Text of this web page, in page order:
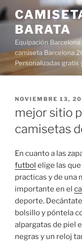
Saltar
al
contenidoBARATA
Equipación
camiseta Barcelona
Personalizadas
PUBLICADO
NOVIEMBRE 13,
mejor sitio
camisetas
En cuanto a las
futbol elige las
practicas y de una
importante en el
deporte.
bolsillo y póntela
alpargatas de piel
negras y un reloj